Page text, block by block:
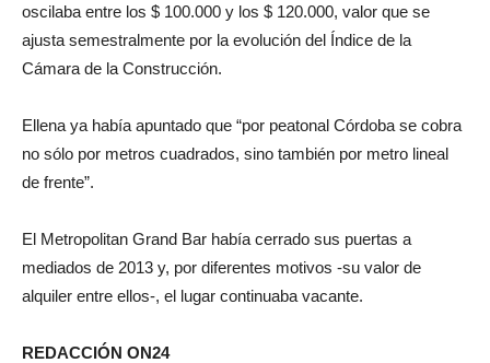
oscilaba entre los $ 100.000 y los $ 120.000, valor que se
ajusta semestralmente por la evolución del Índice de la
Cámara de la Construcción.
Ellena ya había apuntado que “por peatonal Córdoba se cobra
no sólo por metros cuadrados, sino también por metro lineal
de frente”.
El Metropolitan Grand Bar había cerrado sus puertas a
mediados de 2013 y, por diferentes motivos -su valor de
alquiler entre ellos-, el lugar continuaba vacante.
REDACCIÓN ON24